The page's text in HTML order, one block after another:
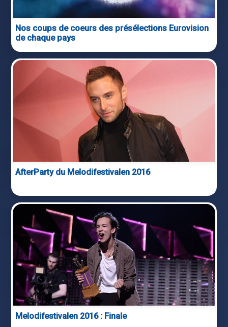
Nos coups de coeurs des présélections Eurovision
de chaque pays
AfterParty du Melodifestivalen 2016
Melodifestivalen 2016 : Finale